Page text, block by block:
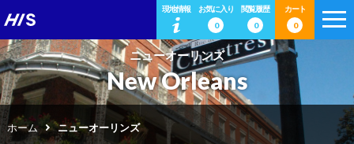
現地情報
お気に入り
0
閲覧履歴
0
カート
0
ニューオーリンズ
New Orleans
ホーム ニューオーリンズ